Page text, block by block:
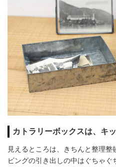
カトラリーボックスは、キ
見えるところは、きちんと整理整
ビングの引き出しの中はぐちゃぐ